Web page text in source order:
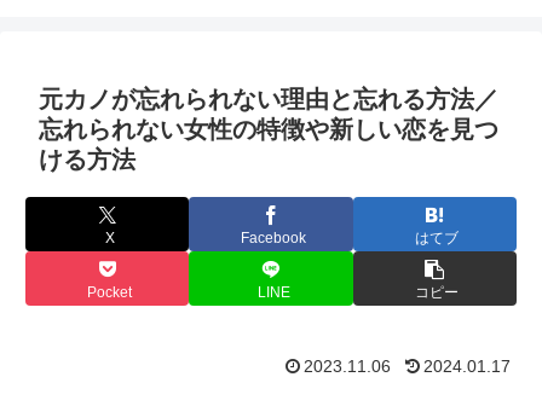
元カノが忘れられない理由と忘れる方法／
忘れられない女性の特徴や新しい恋を見つ
ける方法
X Facebook はてブ
Pocket LINE コピー
2023.11.06 2024.01.17